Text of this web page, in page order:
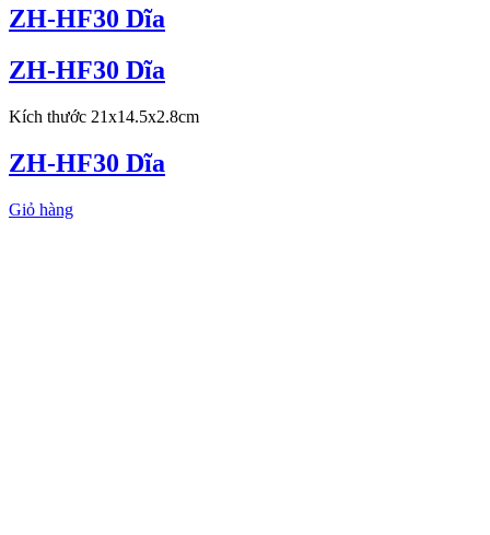
ZH-HF30 Dĩa
ZH-HF30 Dĩa
Kích thước 21x14.5x2.8cm
ZH-HF30 Dĩa
Giỏ hàng